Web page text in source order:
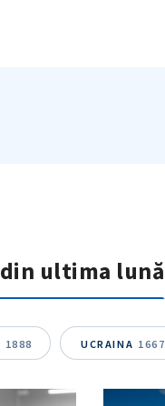
din ultima lună
1888 UCRAINA 1667